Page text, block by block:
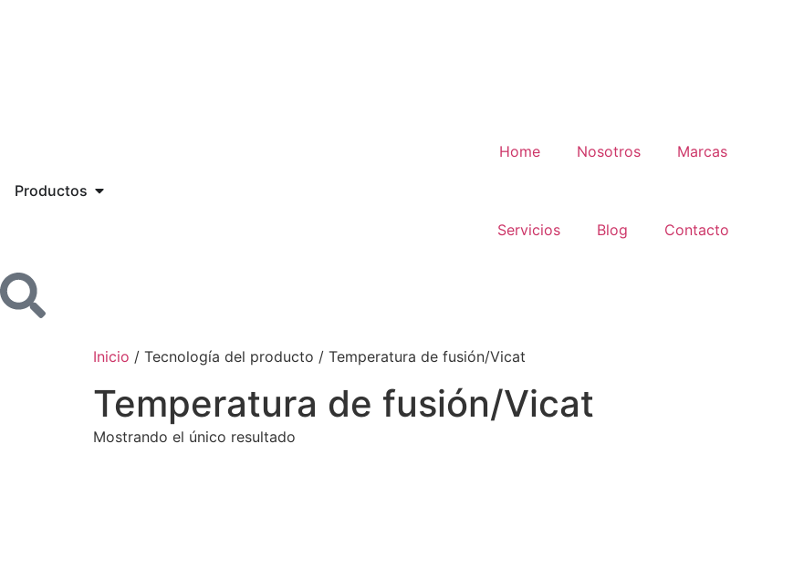
Home Nosotros Marcas
Productos
Servicios Blog Contacto
Inicio / Tecnología del producto / Temperatura de fusión/Vicat
Temperatura de fusión/Vicat
Mostrando el único resultado